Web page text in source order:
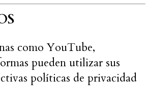
como YouTube,
pueden utilizar sus
políticas de privacidad